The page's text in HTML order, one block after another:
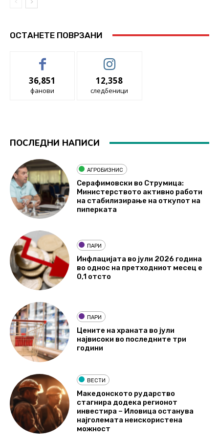
ОСТАНЕТЕ ПОВРЗАНИ
36,851
фанови
12,358
следбеници
ПОСЛЕДНИ НАПИСИ
АГРОБИЗНИС
Серафимовски во Струмица:
Министерството активно работи
на стабилизирање на откупот на
пиперката
ПАРИ
Инфлацијата во јули 2026 година
во однос на претходниот месец е
0,1 отсто
ПАРИ
Цените на храната во јули
највисоки во последните три
години
ВЕСТИ
Македонското рударство
стагнира додека регионот
инвестира – Иловица останува
најголемата неискористена
можност